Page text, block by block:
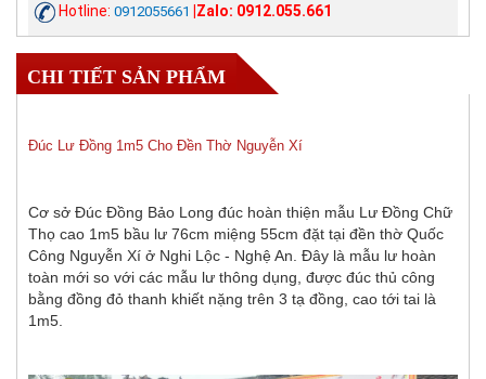
Hotline: 0912055661 |Zalo: 0912.055.661
CHI TIẾT SẢN PHẨM
Đúc Lư Đồng 1m5 Cho Đền Thờ Nguyễn Xí
Cơ sở Đúc Đồng Bảo Long đúc hoàn thiện mẫu Lư Đồng Chữ
Thọ cao 1m5 bầu lư 76cm miệng 55cm đặt tại đền thờ Quốc
Công Nguyễn Xí ở Nghi Lộc - Nghệ An. Đây là mẫu lư hoàn
toàn mới so với các mẫu lư thông dụng, được đúc thủ công
bằng đồng đỏ thanh khiết nặng trên 3 tạ đồng, cao tới tai là
1m5.